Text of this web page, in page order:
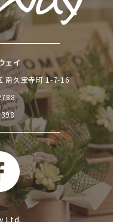
ェイ
南久宝寺町 1-7-16
Ltd.